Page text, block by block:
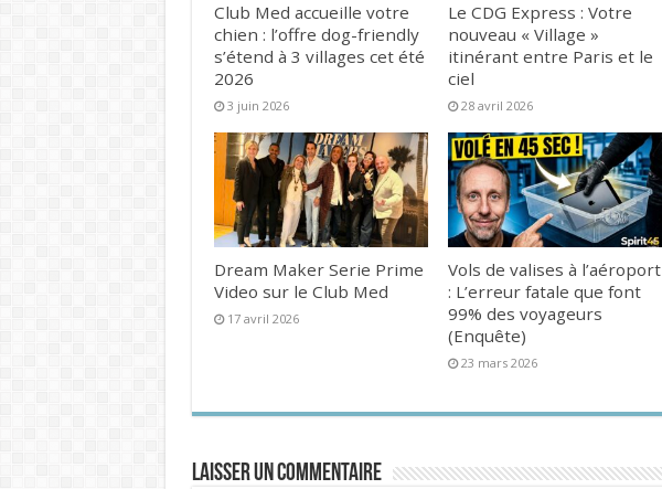
Club Med accueille votre
chien : l’offre dog-friendly
s’étend à 3 villages cet été
2026
3 juin 2026
Le CDG Express : Votre
nouveau « Village »
itinérant entre Paris et le
ciel
28 avril 2026
Dream Maker Serie Prime
Video sur le Club Med
17 avril 2026
Vols de valises à l’aéroport
: L’erreur fatale que font
99% des voyageurs
(Enquête)
23 mars 2026
Laisser un commentaire